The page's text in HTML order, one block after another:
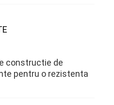
constructie de
pentru o rezistenta